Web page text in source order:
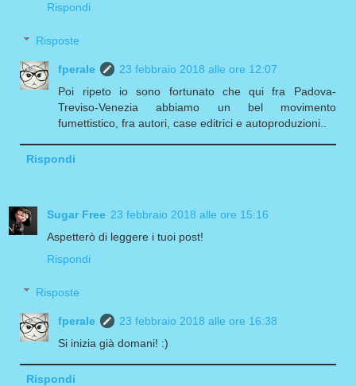
Rispondi
Risposte
fperale
23 febbraio 2018 alle ore 12:07
Poi ripeto io sono fortunato che qui fra Padova-
Treviso-Venezia abbiamo un bel movimento
fumettistico, fra autori, case editrici e autoproduzioni..
Rispondi
Sugar Free 23 febbraio 2018 alle ore 15:16
Aspetterò di leggere i tuoi post!
Rispondi
Risposte
fperale
23 febbraio 2018 alle ore 16:38
Si inizia già domani! :)
Rispondi